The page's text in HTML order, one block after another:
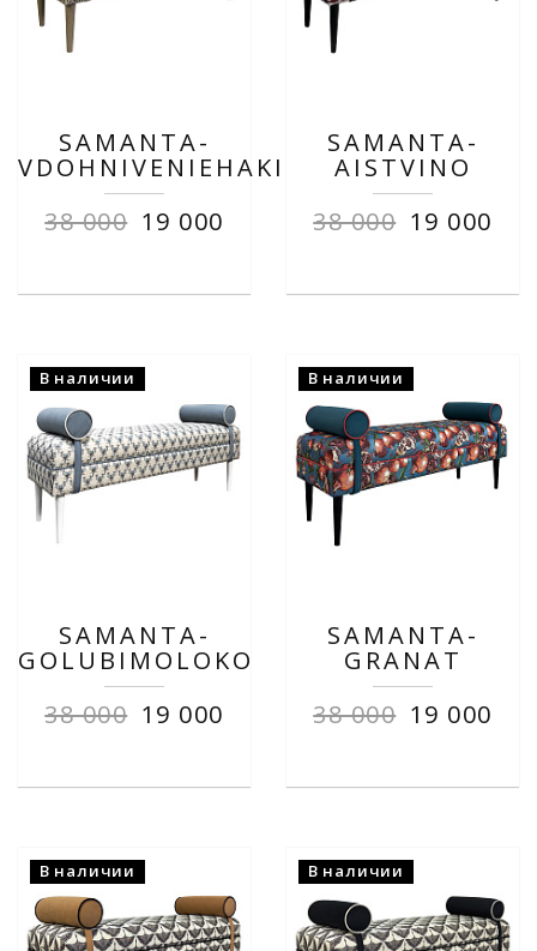
SAMANTA-
VDOHNIVENIEHAKI
38 000 19 000
SAMANTA-
AISTVINO
38 000 19 000
В наличии
SAMANTA-
GOLUBIMOLOKO
38 000 19 000
В наличии
SAMANTA-
GRANAT
38 000 19 000
В наличии В наличии